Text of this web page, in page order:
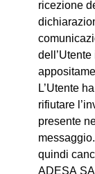
ricezione
L’Utente
rifiutare
presente
quindi
ADESA